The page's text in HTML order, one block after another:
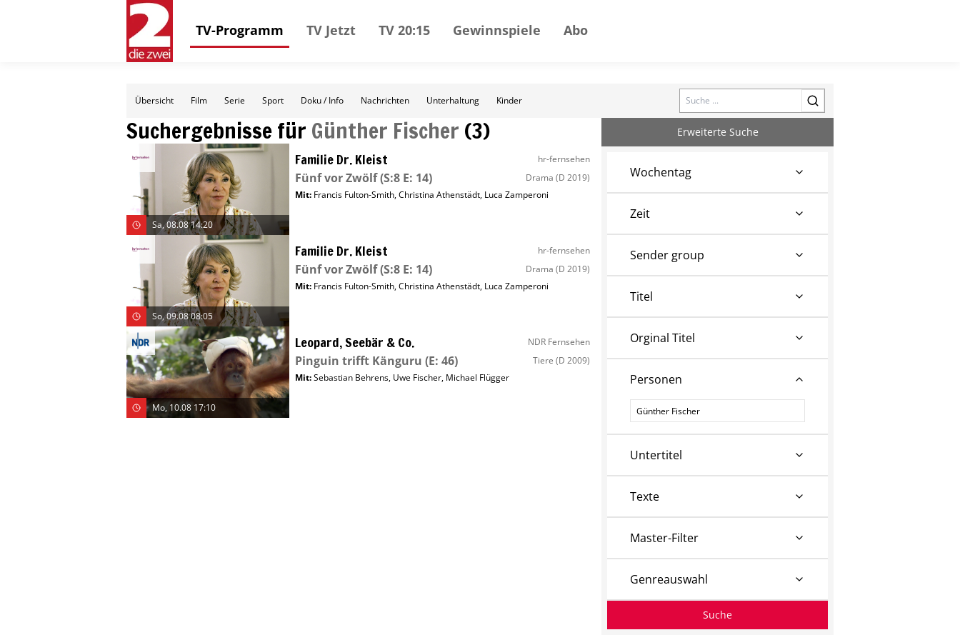
TV-Programm TV Jetzt TV 20:15 Gewinnspiele Abo
Übersicht Film Serie Sport Doku / Info Nachrichten Unterhaltung Kinder Search
Suchergebnisse für Günther Fischer (3)
Sa, 08.08 14:20
Familie Dr. Kleist hr-fernsehen
Fünf vor Zwölf(S:8 E: 14) Drama (D 2019)
Mit: Francis Fulton-Smith,Christina Athenstädt, Luca Zamperoni
So, 09.08 08:05
Familie Dr. Kleist hr-fernsehen
Fünf vor Zwölf(S:8 E: 14) Drama (D 2019)
Mit: Francis Fulton-Smith,Christina Athenstädt, Luca Zamperoni
Mo, 10.08 17:10
Leopard, Seebär & Co. NDR Fernsehen
Pinguin trifft Känguru (E: 46) Tiere (D 2009)
Mit:Sebastian Behrens, Uwe Fischer, Michael Flügger
Erweiterte Suche
Wochentag
Zeit
Sender group
Titel
Orginal Titel
Personen
Personen
Untertitel
Texte
Master-Filter
Genreauswahl
Suche